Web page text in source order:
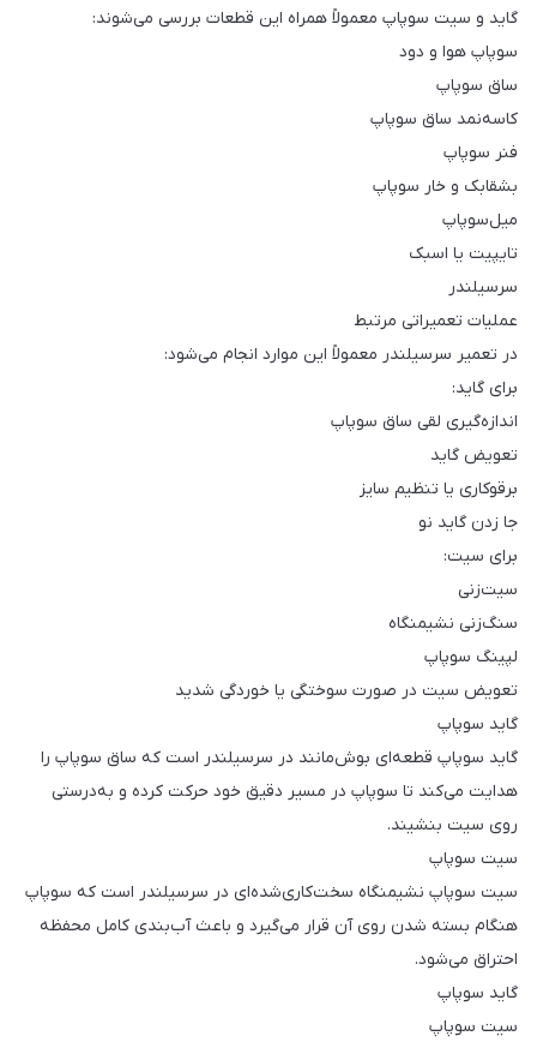
گاید و سیت سوپاپ معمولاً همراه این قطعات بررسی می‌شوند:
سوپاپ هوا و دود
ساق سوپاپ
کاسه‌نمد ساق سوپاپ
فنر سوپاپ
بشقابک و خار سوپاپ
میل‌سوپاپ
تایپیت یا اسبک
سرسیلندر
عملیات تعمیراتی مرتبط
در تعمیر سرسیلندر معمولاً این موارد انجام می‌شود:
برای گاید:
اندازه‌گیری لقی ساق سوپاپ
تعویض گاید
برقوکاری یا تنظیم سایز
جا زدن گاید نو
برای سیت:
سیت‌زنی
سنگ‌زنی نشیمنگاه
لپینگ سوپاپ
تعویض سیت در صورت سوختگی یا خوردگی شدید
گاید سوپاپ
گاید سوپاپ قطعه‌ای بوش‌مانند در سرسیلندر است که ساق سوپاپ را
هدایت می‌کند تا سوپاپ در مسیر دقیق خود حرکت کرده و به‌درستی
روی سیت بنشیند.
سیت سوپاپ
سیت سوپاپ نشیمنگاه سخت‌کاری‌شده‌ای در سرسیلندر است که سوپاپ
هنگام بسته شدن روی آن قرار می‌گیرد و باعث آب‌بندی کامل محفظه
احتراق می‌شود.
گاید سوپاپ
سیت سوپاپ